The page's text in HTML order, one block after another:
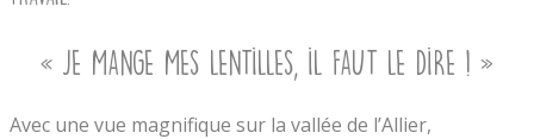
« Je mange mes lentilles, il faut le dire ! »
Avec une vue magnifique sur la vallée de l’Allier,